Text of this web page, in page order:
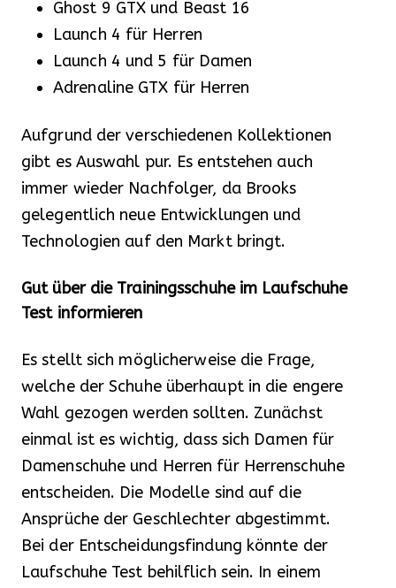
Ghost 9 GTX und Beast 16
Launch 4 für Herren
Launch 4 und 5 für Damen
Adrenaline GTX für Herren
Aufgrund der verschiedenen Kollektionen
gibt es Auswahl pur. Es entstehen auch
immer wieder Nachfolger, da Brooks
gelegentlich neue Entwicklungen und
Technologien auf den Markt bringt.
Gut über die Trainingsschuhe im Laufschuhe
Test informieren
Es stellt sich möglicherweise die Frage,
welche der Schuhe überhaupt in die engere
Wahl gezogen werden sollten. Zunächst
einmal ist es wichtig, dass sich Damen für
Damenschuhe und Herren für Herrenschuhe
entscheiden. Die Modelle sind auf die
Ansprüche der Geschlechter abgestimmt.
Bei der Entscheidungsfindung könnte der
Laufschuhe Test behilflich sein. In einem